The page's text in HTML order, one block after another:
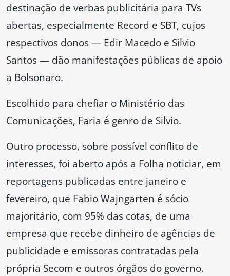
destinação de verbas publicitária para TVs
abertas, especialmente Record e SBT, cujos
respectivos donos — Edir Macedo e Silvio
Santos — dão manifestações públicas de apoio
a Bolsonaro.
Escolhido para chefiar o Ministério das
Comunicações, Faria é genro de Silvio.
Outro processo, sobre possível conflito de
interesses, foi aberto após a Folha noticiar, em
reportagens publicadas entre janeiro e
fevereiro, que Fabio Wajngarten é sócio
majoritário, com 95% das cotas, de uma
empresa que recebe dinheiro de agências de
publicidade e emissoras contratadas pela
própria Secom e outros órgãos do governo.